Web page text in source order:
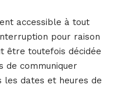
accessible à tout
pour raison
être toutefois décidée
de communiquer
les dates et heures de